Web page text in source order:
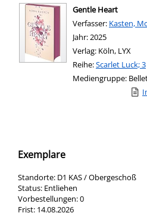
Gentle Heart
Verfasser: Suche
Kasten,
Jahr:2025
Verlag: Köln, LYX
Reihe:Scarlet Luck; 3
Mediengruppe:
Exemplare
Standorte: D1 KAS / Obergeschoß
Status: Entliehen
Vorbestellungen:0
Frist: 14.08.2026